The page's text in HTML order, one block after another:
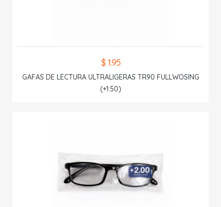
$ 1.95
GAFAS DE LECTURA ULTRALIGERAS TR90 FULLWOSING
(+1.50)